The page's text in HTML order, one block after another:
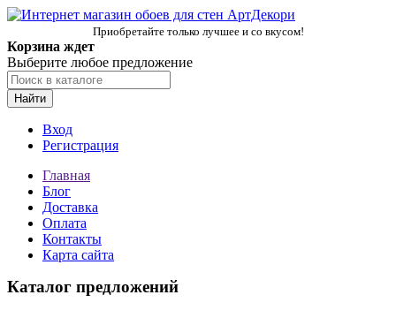
Приобретайте только лучшее и со вкусом!
Корзина ждет
Выберите любое предложение
Найти
Вход
Регистрация
Главная
Блог
Доставка
Оплата
Контакты
Карта сайта
Каталог предложений